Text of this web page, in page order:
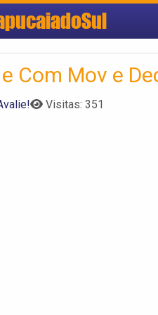
Com Mov e
Visitas: 351